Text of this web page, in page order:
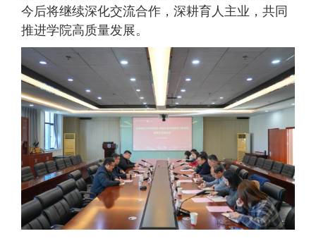
今后将继续深化交流合作，深耕育人主业，共同
推进学院高质量发展。